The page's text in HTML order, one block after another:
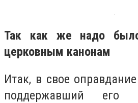
Так как же надо
церковным канонам
Итак, в свое
поддержавший его